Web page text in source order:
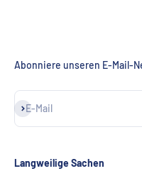
Abonniere unseren E-Mail-
E-Mail
Abonnieren
Langweilige Sachen